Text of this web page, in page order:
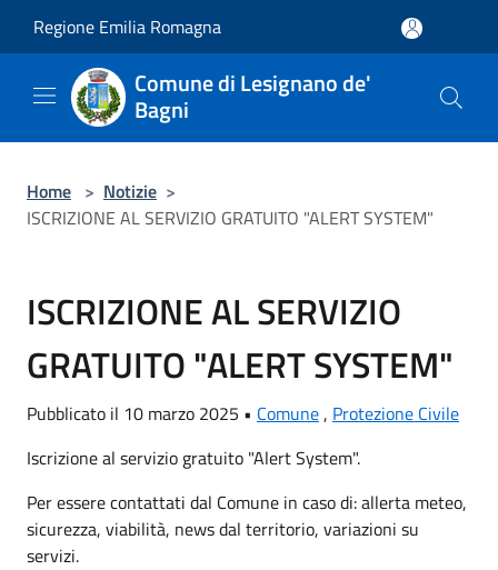
Regione Emilia Romagna
Comune di Lesignano de'
Bagni
Home > Notizie >
ISCRIZIONE AL SERVIZIO GRATUITO "ALERT SYSTEM"
ISCRIZIONE AL SERVIZIO
GRATUITO "ALERT SYSTEM"
Pubblicato il 10 marzo 2025 • Comune , Protezione Civile
Iscrizione al servizio gratuito "Alert System".
Per essere contattati dal Comune in caso di: allerta meteo,
sicurezza, viabilità, news dal territorio, variazioni su
servizi.